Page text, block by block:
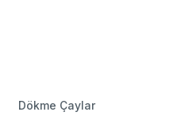
Dökme Çaylar